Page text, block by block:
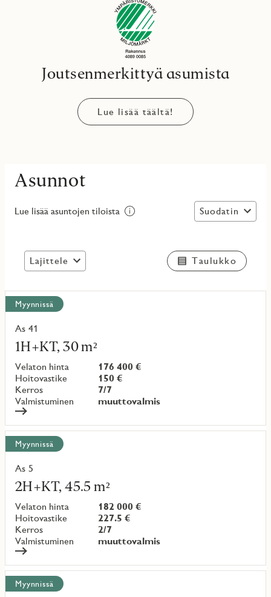
Joutsenmerkittyä asumista
Lue lisää täältä!
Asunnot
Lue lisää asuntojen tiloista Suodatin
Lajittele Taulukko
Näytä
kaikki
kohteet
Myynnissä
As 41
1H+KT, 30 m²
Velaton hinta
176 400 €
Hoitovastike
150 €
Kerros
7/7
Valmistuminen
muuttovalmis
Lue
lisää
kohteesta
Myynnissä
As 5
2H+KT, 45.5 m²
Velaton hinta
182 000 €
Hoitovastike
227.5 €
Kerros
2/7
Valmistuminen
muuttovalmis
Lue
lisää
kohteesta
Myynnissä